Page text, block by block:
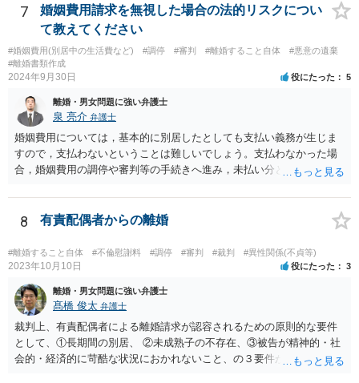
7
婚姻費用請求を無視した場合の法的リスクについ
て教えてください
#婚姻費用(別居中の生活費など) #調停 #審判 #離婚すること自体
#悪意の遺棄
#離婚書類作成
2024年9月30日 役にたった 5
離婚・男女問題に強い弁護士
泉 亮介 弁護士
婚姻費用については，基本的に別居したとしても支払い義務が生じま
すので，支払わないということは難しいでしょう。支払わなかった場
合，婚姻費用の調停や審判等の手続きへ進み，未払い分として差押を
8 有責配偶者からの離婚
#離婚すること自体 #不倫慰謝料 #調停 #審判 #裁判 #異性関係(不貞等)
2023年10月10日 役にたった 3
離婚・男女問題に強い弁護士
髙橋 俊太 弁護士
裁判上、有責配偶者による離婚請求が認容されるための原則的な要件
として、①長期間の別居、 ②未成熟子の不存在、③被告が精神的・社
会的・経済的に苛酷な状況におかれないこと、の３要件が必要である